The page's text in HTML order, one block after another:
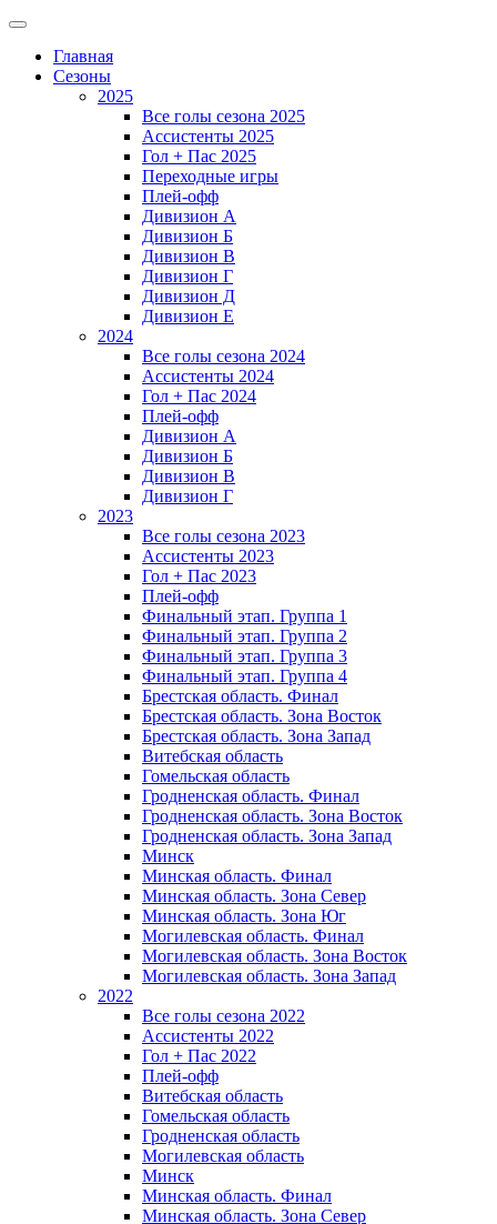
Главная
Сезоны
2025
Все голы сезона 2025
Ассистенты 2025
Гол + Пас 2025
Переходные игры
Плей-офф
Дивизион A
Дивизион Б
Дивизион В
Дивизион Г
Дивизион Д
Дивизион Е
2024
Все голы сезона 2024
Ассистенты 2024
Гол + Пас 2024
Плей-офф
Дивизион A
Дивизион Б
Дивизион В
Дивизион Г
2023
Все голы сезона 2023
Ассистенты 2023
Гол + Пас 2023
Плей-офф
Финальный этап. Группа 1
Финальный этап. Группа 2
Финальный этап. Группа 3
Финальный этап. Группа 4
Брестская область. Финал
Брестская область. Зона Восток
Брестская область. Зона Запад
Витебская область
Гомельская область
Гродненская область. Финал
Гродненская область. Зона Восток
Гродненская область. Зона Запад
Минск
Минская область. Финал
Минская область. Зона Север
Минская область. Зона Юг
Могилевская область. Финал
Могилевская область. Зона Восток
Могилевская область. Зона Запад
2022
Все голы сезона 2022
Ассистенты 2022
Гол + Пас 2022
Плей-офф
Витебская область
Гомельская область
Гродненская область
Могилевская область
Минск
Mинская область. Финал
Минская область. Зона Север